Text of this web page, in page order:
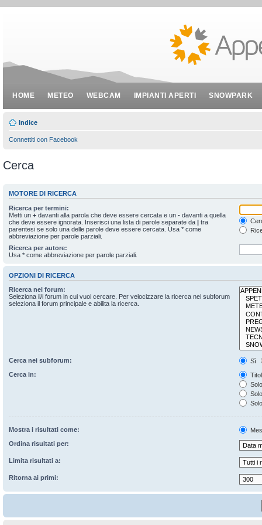
HOME METEO WEBCAM IMPIANTI APERTI SNOWPARK
Indice
Connettiti con Facebook
Cerca
MOTORE DI RICERCA
Ricerca per termini:
Metti un + davanti alla parola che deve essere cercata e un - davanti a quella
che deve essere ignorata. Inserisci una lista di parole separate da | tra
parentesi se solo una delle parole deve essere cercata. Usa * come
abbreviazione per parole parziali.
Ricerca per autore:
Usa * come abbreviazione per parole parziali.
OPZIONI DI RICERCA
Ricerca nei forum:
Seleziona il/i forum in cui vuoi cercare. Per velocizzare la ricerca nei subforum
seleziona il forum principale e abilita la ricerca.
Cerca nei subforum:
Sì
Cerca in:
Mostra i risultati come:
Ordina risultati per:
Limita risultati a:
Ritorna ai primi: